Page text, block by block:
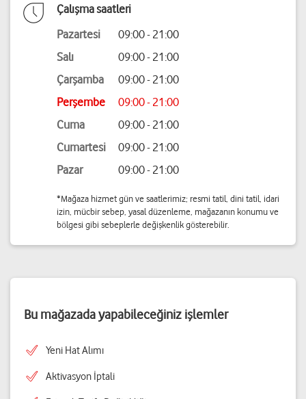
Çalışma saatleri
Pazartesi
09:00 - 21:00
Salı
09:00 - 21:00
Çarşamba
09:00 - 21:00
Perşembe
09:00 - 21:00
Cuma
09:00 - 21:00
Cumartesi
09:00 - 21:00
Pazar
09:00 - 21:00
*Mağaza hizmet gün ve saatlerimiz; resmi tatil, dini tatil, idari
izin, mücbir sebep, yasal düzenleme, mağazanın konumu ve
bölgesi gibi sebeplerle değişkenlik gösterebilir.
Bu mağazada yapabileceğiniz işlemler
Yeni Hat Alımı
Aktivasyon İptali